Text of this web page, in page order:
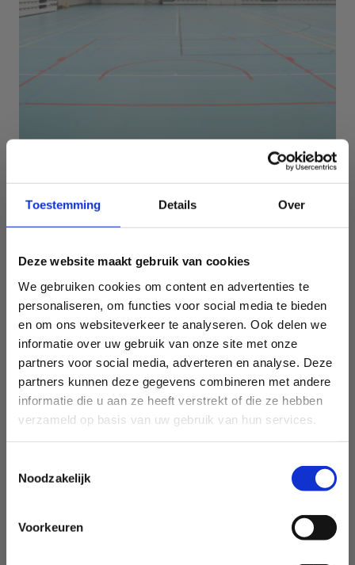
Toestemming Details Over
Deze website maakt gebruik van cookies
We gebruiken cookies om content en advertenties te
personaliseren, om functies voor social media te bieden
en om ons websiteverkeer te analyseren. Ook delen we
informatie over uw gebruik van onze site met onze
partners voor social media, adverteren en analyse. Deze
partners kunnen deze gegevens combineren met andere
informatie die u aan ze heeft verstrekt of die ze hebben
verzameld op basis van uw gebruik van hun services.
Noodzakelijk
Voorkeuren
Sport Vlaanderen Herentals
Sport Vlaanderen Heusden-Zolder